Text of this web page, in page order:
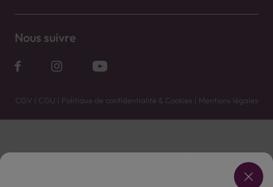
Nous suivre
CGV | CGU | Politique de confidentialité & Cookies | Mentions légales
Vente uniquement en caves. Contactez votre caviste pour plus de renseignements.